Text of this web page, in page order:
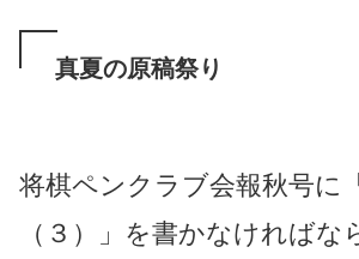
真夏の原稿祭り
将棋ペンクラブ会報秋号に
（３）」を書かなければな